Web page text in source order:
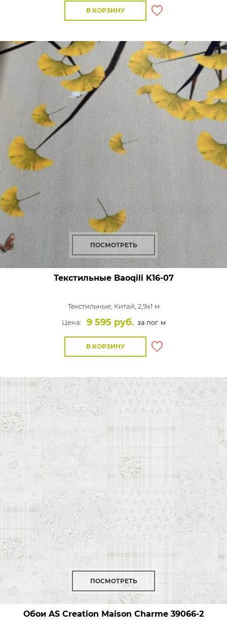
В КОРЗИНУ
ПОСМОТРЕТЬ
Текстильные Baoqili K16-07
Текстильные, Китай, 2,9x1 м
Цена:
9 595 руб. за пог. м
В КОРЗИНУ
ПОСМОТРЕТЬ
Обои AS Creation Maison Charme 39066-2